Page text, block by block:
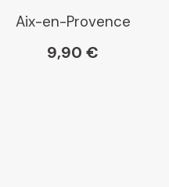
Paris Librairies
Aix-en-Provence
9,90 €